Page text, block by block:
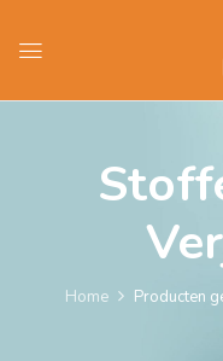
Home Producten